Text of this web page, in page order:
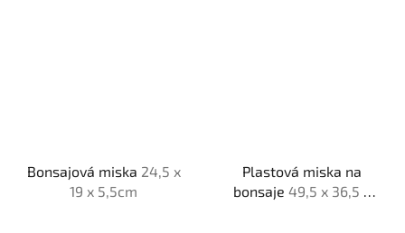
Bonsajová miska 24,5 x
19 x 5,5cm
Plastová miska na
bonsaje 49,5 x 36,5 x